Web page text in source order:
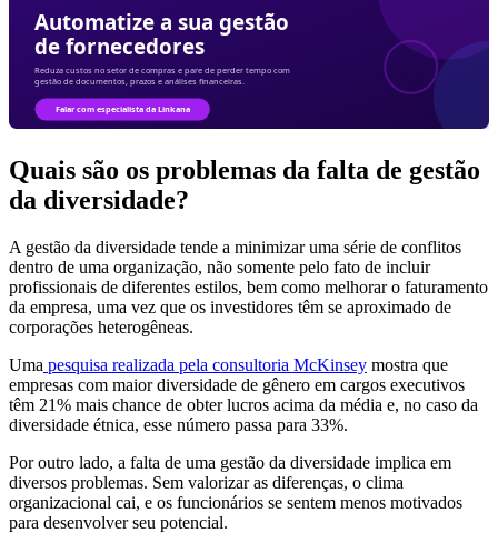
Quais são os problemas da falta de gestão
da diversidade?
A gestão da diversidade tende a minimizar uma série de conflitos
dentro de uma organização, não somente pelo fato de incluir
profissionais de diferentes estilos, bem como melhorar o faturamento
da empresa, uma vez que os investidores têm se aproximado de
corporações heterogêneas.
Uma pesquisa realizada pela consultoria McKinsey mostra que
empresas com maior diversidade de gênero em cargos executivos
têm 21% mais chance de obter lucros acima da média e, no caso da
diversidade étnica, esse número passa para 33%.
Por outro lado, a falta de uma gestão da diversidade implica em
diversos problemas. Sem valorizar as diferenças, o clima
organizacional cai, e os funcionários se sentem menos motivados
para desenvolver seu potencial.